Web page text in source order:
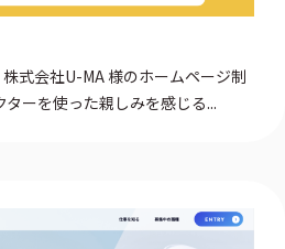
式会社U-MA 様のホームページ制
ーを使った親しみを感じる...